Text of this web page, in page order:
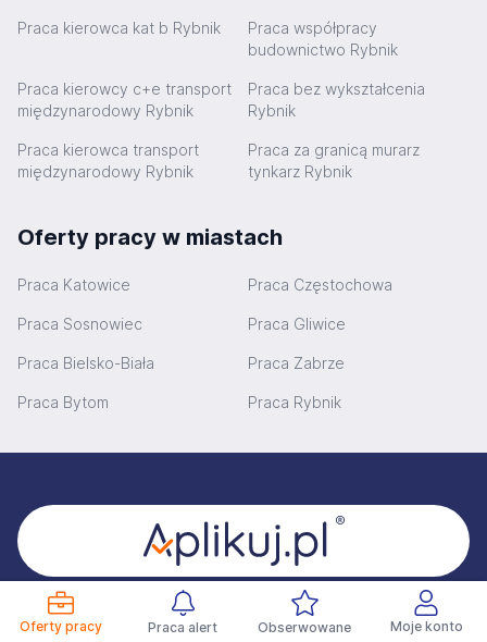
Oferty pracy Praca alert Obserwowane Moje konto
Praca kierowca kat b Rybnik
Praca współpracy
budownictwo Rybnik
Praca kierowcy c+e transport
międzynarodowy Rybnik
Praca bez wykształcenia
Rybnik
Praca kierowca transport
międzynarodowy Rybnik
Praca za granicą murarz
tynkarz Rybnik
Oferty pracy w miastach
Praca Katowice Praca Częstochowa
Praca Sosnowiec Praca Gliwice
Praca Bielsko-Biała Praca Zabrze
Praca Bytom Praca Rybnik
Dobrze Cię poznać!